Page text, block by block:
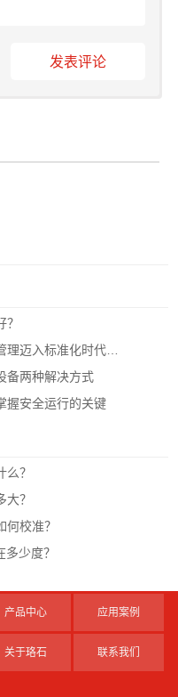
发表评论
浙江新规落地！导热油炉设备安全管理迈入标准化时代，企业如何应对？
备两种解决方式
握安全运行的关键
？
？
校准？
少度？
产品中心 应用案例
关于珞石 联系我们